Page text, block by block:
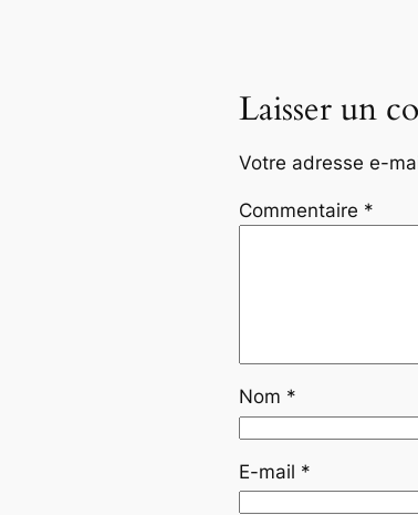
Laisser un
Votre adresse e-
Commentaire *
Nom *
E-mail *